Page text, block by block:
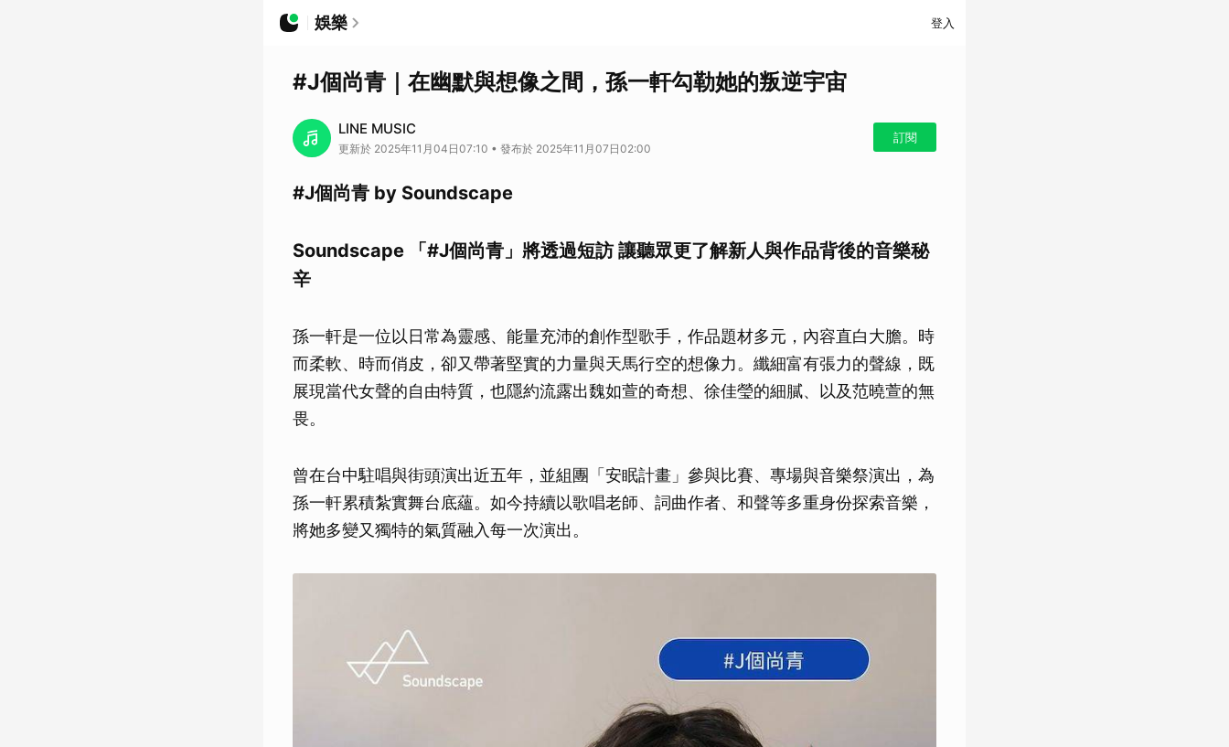
娛樂 登入
#J個尚青｜在幽默與想像之間，孫一軒勾勒她的叛逆宇宙
LINE MUSIC
更新於 2025年11月04日07:10 • 發布於 2025年11月07日02:00
訂閱
#J個尚青 by Soundscape
Soundscape 「#J個尚青」將透過短訪 讓聽眾更了解新人與作品背後的音樂秘
辛
孫一軒是一位以日常為靈感、能量充沛的創作型歌手，作品題材多元，內容直白大膽。時
而柔軟、時而俏皮，卻又帶著堅實的力量與天馬行空的想像力。纖細富有張力的聲線，既
展現當代女聲的自由特質，也隱約流露出魏如萱的奇想、徐佳瑩的細膩、以及范曉萱的無
畏。
曾在台中駐唱與街頭演出近五年，並組團「安眠計畫」參與比賽、專場與音樂祭演出，為
孫一軒累積紮實舞台底蘊。如今持續以歌唱老師、詞曲作者、和聲等多重身份探索音樂，
將她多變又獨特的氣質融入每一次演出。